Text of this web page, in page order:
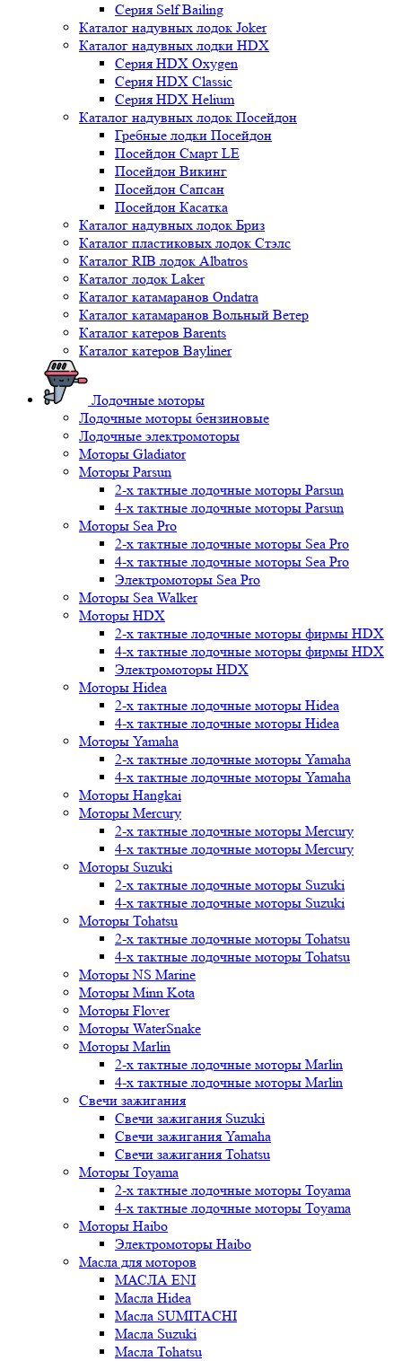
Серия Self Bailing
Каталог надувных лодок Joker
Каталог надувных лодки HDX
Серия HDX Oxygen
Серия HDX Classic
Серия HDX Helium
Каталог надувных лодок Посейдон
Гребные лодки Посейдон
Посейдон Смарт LE
Посейдон Викинг
Посейдон Сапсан
Посейдон Касатка
Каталог надувных лодок Бриз
Каталог пластиковых лодок Стэлс
Каталог RIB лодок Albatros
Каталог лодок Laker
Каталог катамаранов Ondatra
Каталог катамаранов Вольный Ветер
Каталог катеров Barents
Каталог катеров Bayliner
Лодочные моторы
Лодочные моторы бензиновые
Лодочные электромоторы
Моторы Gladiator
Моторы Parsun
2-х тактные лодочные моторы Parsun
4-х тактные лодочные моторы Parsun
Моторы Sea Pro
2-х тактные лодочные моторы Sea Pro
4-х тактные лодочные моторы Sea Pro
Электромоторы Sea Pro
Моторы Sea Walker
Моторы HDX
2-х тактные лодочные моторы фирмы HDX
4-х тактные лодочные моторы фирмы HDX
Электромоторы HDX
Моторы Hidea
2-х тактные лодочные моторы Hidea
4-х тактные лодочные моторы Hidea
Моторы Yamaha
2-х тактные лодочные моторы Yamaha
4-х тактные лодочные моторы Yamaha
Моторы Hangkai
Моторы Mercury
2-х тактные лодочные моторы Mercury
4-х тактные лодочные моторы Mercury
Моторы Suzuki
2-х тактные лодочные моторы Suzuki
4-х тактные лодочные моторы Suzuki
Моторы Tohatsu
2-х тактные лодочные моторы Tohatsu
4-х тактные лодочные моторы Tohatsu
Моторы NS Marine
Моторы Minn Kota
Моторы Flover
Моторы WaterSnake
Моторы Marlin
2-х тактные лодочные моторы Marlin
4-х тактные лодочные моторы Marlin
Свечи зажигания
Свечи зажигания Suzuki
Свечи зажигания Yamaha
Свечи зажигания Tohatsu
Моторы Toyama
2-х тактные лодочные моторы Toyama
4-х тактные лодочные моторы Toyama
Моторы Haibo
Электромоторы Haibo
Масла для моторов
МАСЛА ENI
Масла Hidea
Масла SUMITACHI
Масла Suzuki
Масла Tohatsu